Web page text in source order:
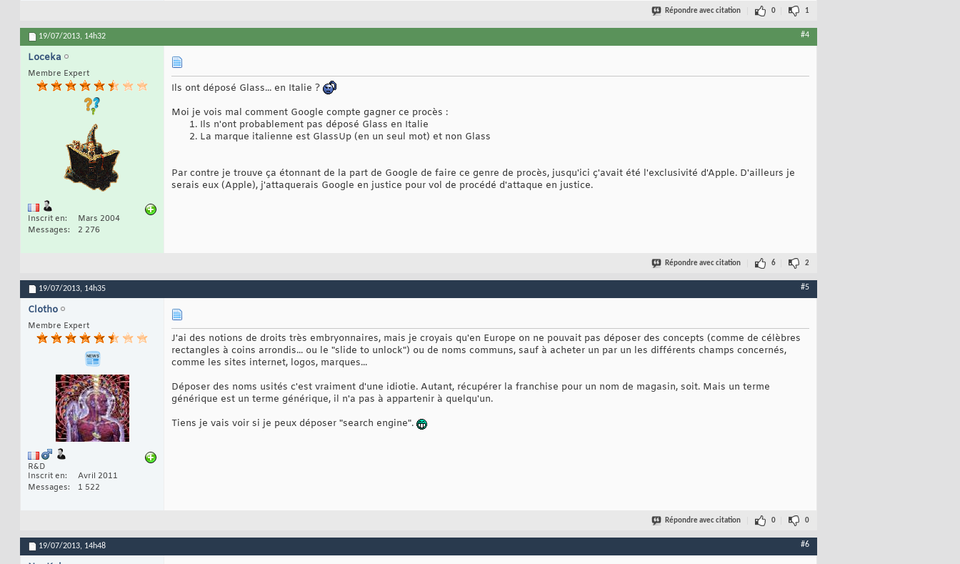
Répondre avec citation 0 1
19/07/2013, 14h32 #4
Loceka
Membre Expert
Inscrit en
Mars 2004
Messages
2 276
Ils ont déposé Glass... en Italie ?
Moi je vois mal comment Google compte gagner ce procès :
Ils n'ont probablement pas déposé Glass en Italie
La marque italienne est GlassUp (en un seul mot) et non Glass
Par contre je trouve ça étonnant de la part de Google de faire ce genre de procès, jusqu'ici ç'avait été l'exclusivité d'Apple. D'ailleurs je
serais eux (Apple), j'attaquerais Google en justice pour vol de procédé d'attaque en justice.
Répondre avec citation 6 2
19/07/2013, 14h35 #5
Clotho
Membre Expert
R&D
Inscrit en
Avril 2011
Messages
1 522
J'ai des notions de droits très embryonnaires, mais je croyais qu'en Europe on ne pouvait pas déposer des concepts (comme de célèbres
rectangles à coins arrondis... ou le "slide to unlock") ou de noms communs, sauf à acheter un par un les différents champs concernés,
comme les sites internet, logos, marques...
Déposer des noms usités c'est vraiment d'une idiotie. Autant, récupérer la franchise pour un nom de magasin, soit. Mais un terme
générique est un terme générique, il n'a pas à appartenir à quelqu'un.
Tiens je vais voir si je peux déposer "search engine".
Répondre avec citation 0 0
19/07/2013, 14h48 #6